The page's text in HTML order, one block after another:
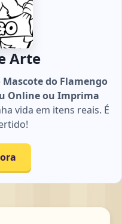
Arte
Mascote do Flamengo
Online ou Imprima
vida em itens reais. É